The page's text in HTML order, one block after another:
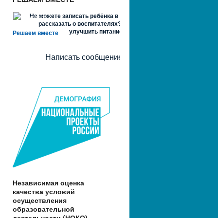
Решаем вместе
Не можете записать ребёнка в сад? Хотите
рассказать о воспитателях? Знаете, как
улучшить питание и занятия?
Написать сообщение
Независимая оценка
качества условий
осуществления
образовательной